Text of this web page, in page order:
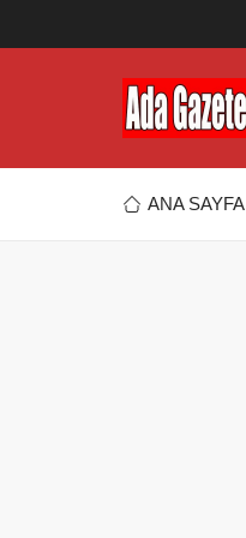
ANA SAYFA